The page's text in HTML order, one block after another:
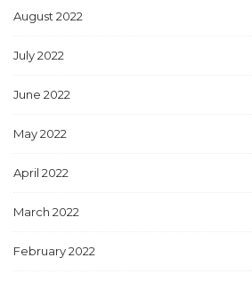
August 2022
July 2022
June 2022
May 2022
April 2022
March 2022
February 2022